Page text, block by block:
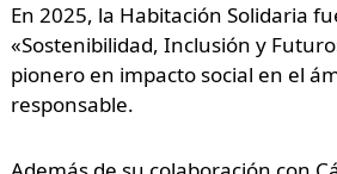
En 2025, la Habitación Solidaria
«Sostenibilidad, Inclusión y
pionero en impacto social en el
responsable.